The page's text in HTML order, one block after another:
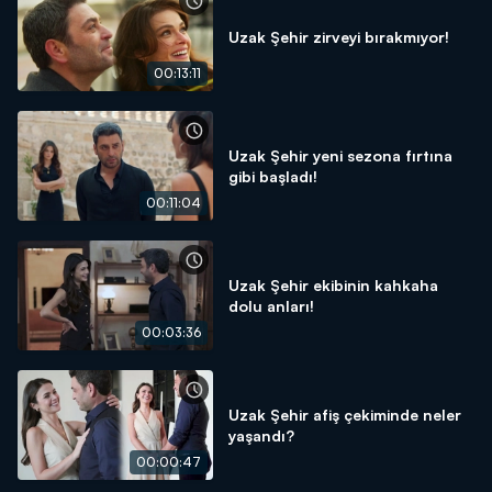
00:13:11
Uzak Şehir zirveyi bırakmıyor!
00:11:04
Uzak Şehir yeni sezona fırtına
gibi başladı!
00:03:36
Uzak Şehir ekibinin kahkaha
dolu anları!
00:00:47
Uzak Şehir afiş çekiminde neler
yaşandı?